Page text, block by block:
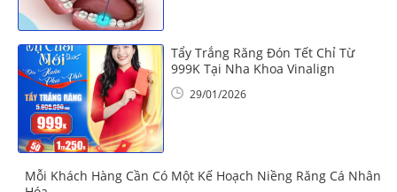
Tẩy Trắng Răng Đón Tết Chỉ Từ
999K Tại Nha Khoa Vinalign
29/01/2026
Mỗi Khách Hàng Cần Có Một Kế Hoạch Niềng Răng Cá Nhân